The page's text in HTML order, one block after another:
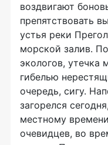
воздвигают
препятствовать
устья реки
морской залив.
экологов, утечка
гибелью
очередь, сигу.
загорелся
местному
очевидцев, во